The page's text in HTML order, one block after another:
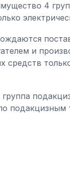
4
и
средств
подакцизным